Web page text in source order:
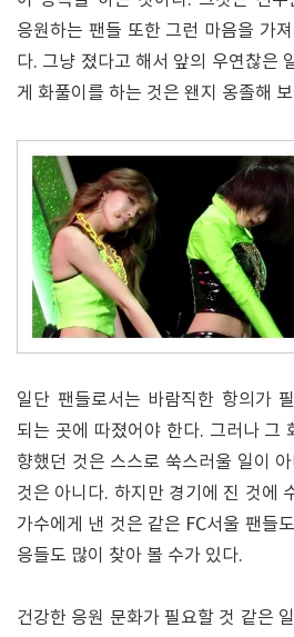
응원하는 팬들 또한 그런 마음을 가
다. 그냥 졌다고 해서 앞의 우연찮은
게 화풀이를 하는 것은 왠지 옹졸해
일단 팬들로서는 바람직한 항의가
되는 곳에 따졌어야 한다. 그러나 그
향했던 것은 스스로 쑥스러울 일이
것은 아니다. 하지만 경기에 진 것에
가수에게 낸 것은 같은 FC서울 팬들
응들도 많이 찾아 볼 수가 있다.
건강한 응원 문화가 필요할 것 같은